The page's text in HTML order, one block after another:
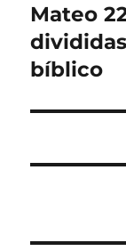
Entrada
siguiente:
Mateo
bíblico